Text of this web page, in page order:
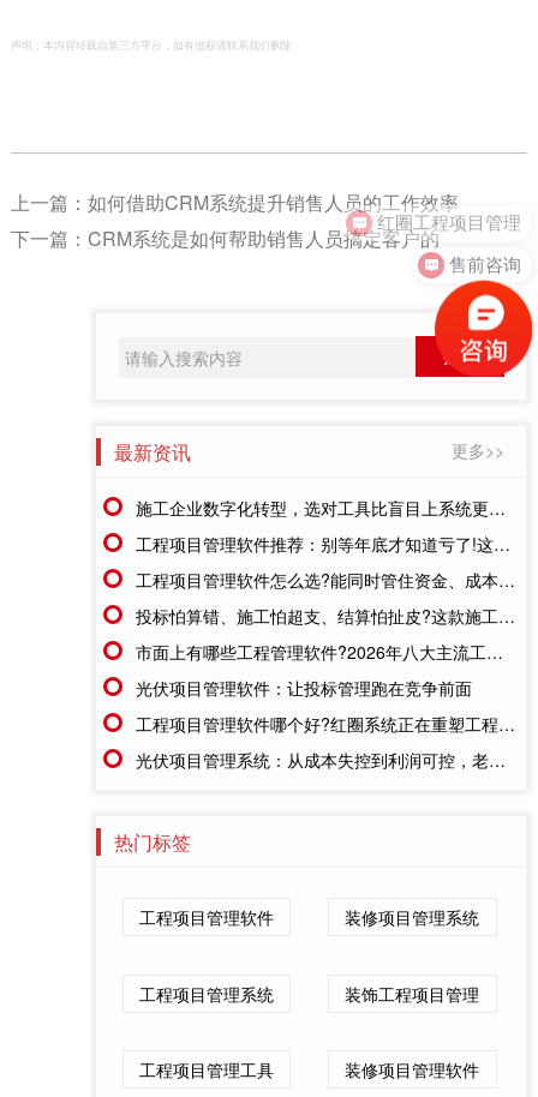
声明：本内容转载自第三方平台，如有侵权请联系我们删除
上一篇： 如何借助CRM系统提升销售人员的工作效率
下一篇： CRM系统是如何帮助销售人员搞定客户的
最新资讯 更多>>
施工企业数字化转型，选对工具比盲目上系统更重要
工程项目管理软件推荐：别等年底才知道亏了!这套系统让每一分钱都有迹可循
工程项目管理软件怎么选?能同时管住资金、成本、进度的才靠谱
投标怕算错、施工怕超支、结算怕扯皮?这款施工成本管理系统一招全解决
市面上有哪些工程管理软件?2026年八大主流工具深度盘点
光伏项目管理软件：让投标管理跑在竞争前面
工程项目管理软件哪个好?红圈系统正在重塑工程企业的"数字大脑"
光伏项目管理系统：从成本失控到利润可控，老板只需做对一步
热门标签
工程项目管理软件 装修项目管理系统
工程项目管理系统 装饰工程项目管理
工程项目管理工具 装修项目管理软件
红圈工程项目管理
售前咨询